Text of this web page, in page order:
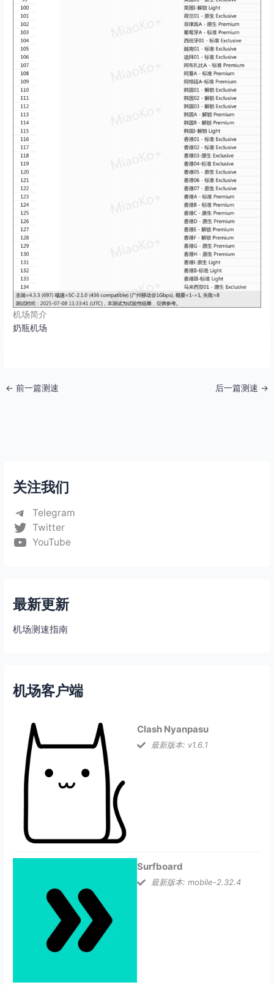
关注我们
Telegram
Twitter
YouTube
最新更新
机场测速指南
机场客户端
Clash Nyanpasu
最新版本: v1.6.1
Surfboard
最新版本: mobile-2.32.4
机场简介
奶瓶机场
← 前一篇测速 后一篇测速 →